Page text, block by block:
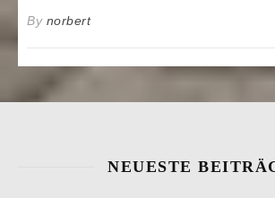
By norbert
NEUESTE